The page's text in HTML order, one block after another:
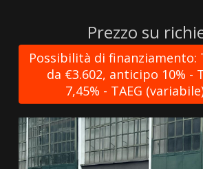
Prezzo su
Possibilità di finanziamento:
da €3.602, anticipo 10% -
7,45% - TAEG